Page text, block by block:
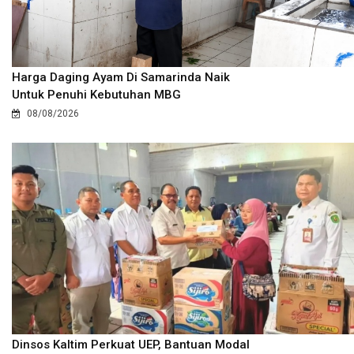
Harga Daging Ayam Di Samarinda Naik
Untuk Penuhi Kebutuhan MBG
08/08/2026
Dinsos Kaltim Perkuat UEP, Bantuan Modal